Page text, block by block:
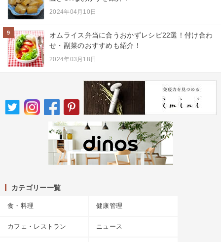
2024年04月10日
9
オムライス弁当に合うおかずレシピ22選！付け合わ
せ・副菜のおすすめも紹介！
2024年03月18日
カテゴリー一覧
食・料理 健康管理
カフェ・レストラン ニュース